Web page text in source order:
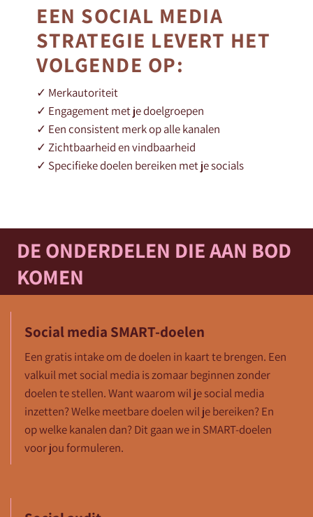
EEN SOCIAL MEDIA
STRATEGIE LEVERT HET
VOLGENDE OP:
✓ Merkautoriteit
✓ Engagement met je doelgroepen
✓ Een consistent merk op alle kanalen
✓ Zichtbaarheid en vindbaarheid
✓ Specifieke doelen bereiken met je socials
DE ONDERDELEN DIE AAN BOD
KOMEN
Social media SMART-doelen
Een gratis intake om de doelen in kaart te brengen. Een
valkuil met social media is zomaar beginnen zonder
doelen te stellen. Want waarom wil je social media
inzetten? Welke meetbare doelen wil je bereiken? En
op welke kanalen dan? Dit gaan we in SMART-doelen
voor jou formuleren.